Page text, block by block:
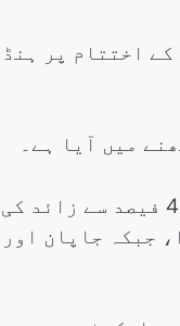
میں آیا ہے۔
خبرایجنسی کے مطابق جنوبی کوریا کے
2 فیصد کا اضافہ ہوا،